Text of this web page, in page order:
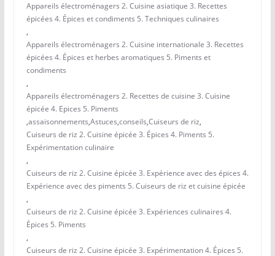
Appareils électroménagers 2. Cuisine asiatique 3. Recettes
épicées 4. Épices et condiments 5. Techniques culinaires
,
Appareils électroménagers 2. Cuisine internationale 3. Recettes
épicées 4. Épices et herbes aromatiques 5. Piments et
condiments
,
Appareils électroménagers 2. Recettes de cuisine 3. Cuisine
épicée 4. Epices 5. Piments
,assaisonnements,Astuces,conseils,Cuiseurs de riz,
Cuiseurs de riz 2. Cuisine épicée 3. Épices 4. Piments 5.
Expérimentation culinaire
,
Cuiseurs de riz 2. Cuisine épicée 3. Expérience avec des épices 4.
Expérience avec des piments 5. Cuiseurs de riz et cuisine épicée
,
Cuiseurs de riz 2. Cuisine épicée 3. Expériences culinaires 4.
Épices 5. Piments
,
Cuiseurs de riz 2. Cuisine épicée 3. Expérimentation 4. Épices 5.